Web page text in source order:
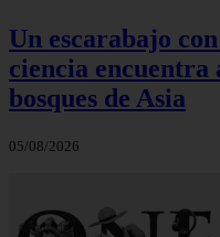
Un escarabajo
ciencia encuentra
bosques de Asia
05/08/2026